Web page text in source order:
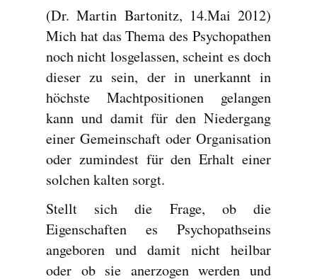
(Dr. Martin Bartonitz, 14.Mai 2012)
Mich hat das Thema des Psychopathen
noch nicht losgelassen, scheint es doch
dieser zu sein, der in unerkannt in
höchste Machtpositionen gelangen
kann und damit für den Niedergang
einer Gemeinschaft oder Organisation
oder zumindest für den Erhalt einer
solchen kalten sorgt.
Stellt sich die Frage, ob die
Eigenschaften es Psychopathseins
angeboren und damit nicht heilbar
oder ob sie anerzogen werden und